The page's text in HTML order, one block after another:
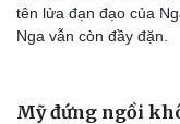
tên lửa đạn đạo của
Nga vẫn còn đầy đặn.
Mỹ đứng ngồi